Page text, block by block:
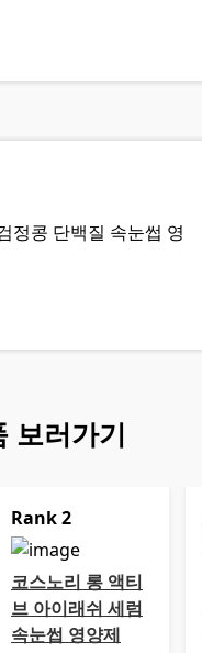
보러가기
Rank2
코스노리 롱 액티
브 아이래쉬 세럼
속눈썹 영양제